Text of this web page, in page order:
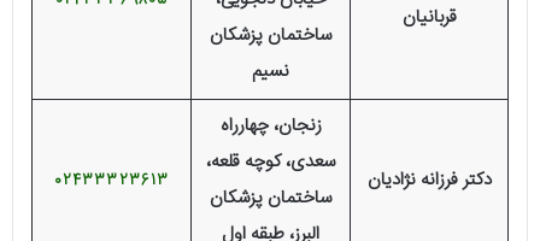
قربانیان
ساختمان پزشکان
نسیم
دکتر فرزانه نژادیان
زنجان، چهارراه
سعدی، کوچه قلعه،
ساختمان پزشکان
البرز، طبقه اول
02433323613